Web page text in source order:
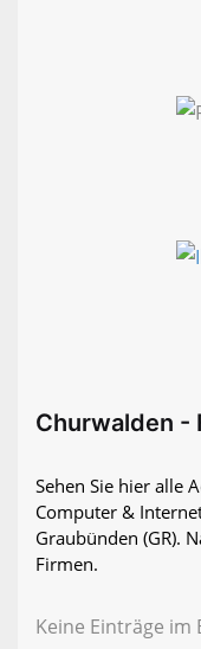
Churwalden -
Sehen Sie hier alle
Computer &
Graubünden (GR).
Firmen.
Keine Einträge